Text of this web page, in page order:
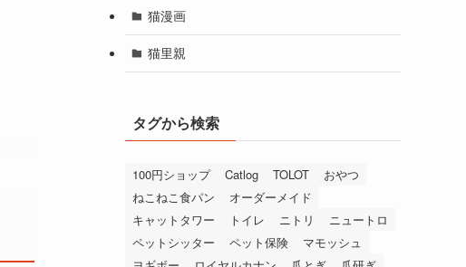
猫漫画
猫里親
タグから検索
100円ショップ Catlog TOLOT
おやつ
ねこねこ食パン
オーダーメイド
キャットタワー
トイレ ニトリ
ニュートロ
ペットシッター
ペット保険
マモッシュ